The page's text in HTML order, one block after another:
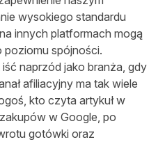
wysokiego standardu
innych platformach mogą
poziomu spójności.
iść naprzód jako branża, gdy
afiliacyjny ma tak wiele
kto czyta artykuł w
w Google, po
gotówki oraz